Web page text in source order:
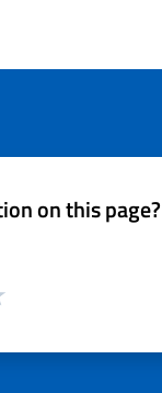
on this page?